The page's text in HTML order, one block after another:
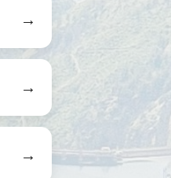
→
→
→